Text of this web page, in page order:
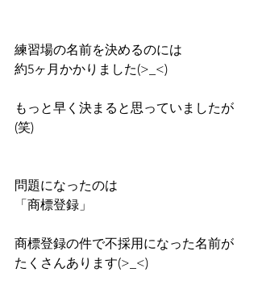
練習場の名前を決めるのには
約5ヶ月かかりました(>_<)
もっと早く決まると思っていましたが
(笑)
問題になったのは
「商標登録」
商標登録の件で不採用になった名前が
たくさんあります(>_<)